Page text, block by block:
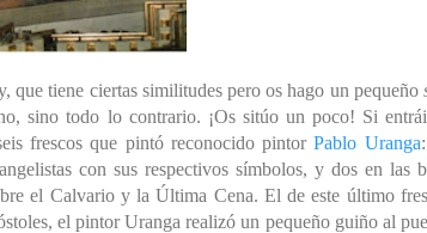
que tiene ciertas similitudes pero os hago un pequeño
sino todo lo contrario. ¡Os sitúo un poco! Si
frescos que pintó reconocido pintorPablo Uranga
con sus respectivos símbolos, y dos en las
el Calvario y la Última Cena. El de este último
el pintor Uranga realizó un pequeñoguiño al